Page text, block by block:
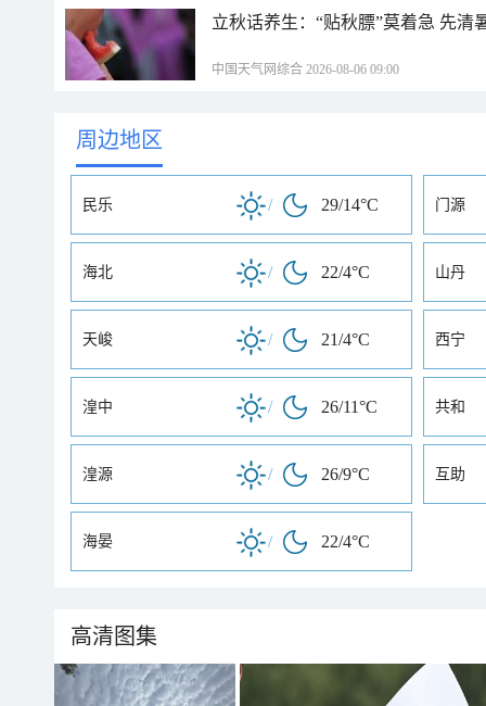
立秋话养生：“贴秋膘”莫着急 先清
中国天气网综合 2026-08-06 09:00
周边地区
民乐 / 29/14°C 门源
海北 / 22/4°C 山丹
天峻 / 21/4°C 西宁
湟中 / 26/11°C 共和
湟源 / 26/9°C 互助
海晏 / 22/4°C
高清图集